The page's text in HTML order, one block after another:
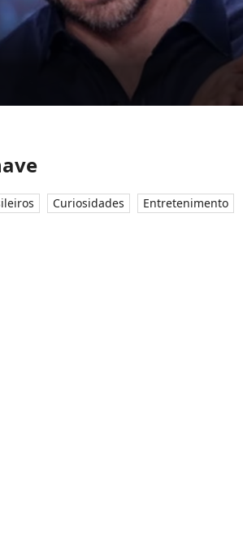
Curiosidades Entretenimento